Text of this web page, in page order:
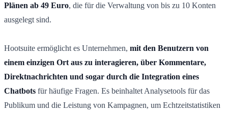
Plänen ab 49 Euro, die für die Verwaltung von bis zu 10 Konten
ausgelegt sind.
Hootsuite ermöglicht es Unternehmen, mit den Benutzern von
einem einzigen Ort aus zu interagieren, über Kommentare,
Direktnachrichten und sogar durch die Integration eines
Chatbots für häufige Fragen. Es beinhaltet Analysetools für das
Publikum und die Leistung von Kampagnen, um Echtzeitstatistiken